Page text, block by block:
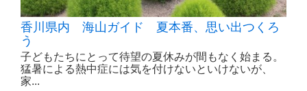
香川県内 海山ガイド 夏本番、思い出つくろ
う
子どもたちにとって待望の夏休みが間もなく始まる。
猛暑による熱中症には気を付けないといけないが、
家...